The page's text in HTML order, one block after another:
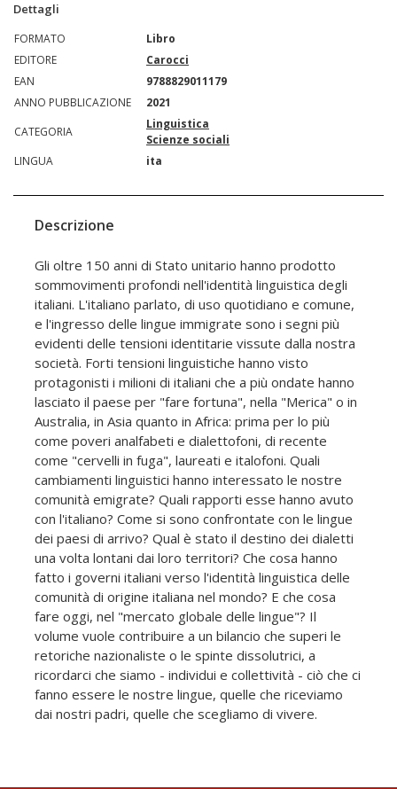
Dettagli
FORMATO
Libro
EDITORE
Carocci
EAN
9788829011179
ANNO PUBBLICAZIONE
2021
CATEGORIA
Linguistica
Scienze sociali
LINGUA
ita
Descrizione
Gli oltre 150 anni di Stato unitario hanno prodotto
sommovimenti profondi nell'identità linguistica degli
italiani. L'italiano parlato, di uso quotidiano e comune,
e l'ingresso delle lingue immigrate sono i segni più
evidenti delle tensioni identitarie vissute dalla nostra
società. Forti tensioni linguistiche hanno visto
protagonisti i milioni di italiani che a più ondate hanno
lasciato il paese per "fare fortuna", nella "Merica" o in
Australia, in Asia quanto in Africa: prima per lo più
come poveri analfabeti e dialettofoni, di recente
come "cervelli in fuga", laureati e italofoni. Quali
cambiamenti linguistici hanno interessato le nostre
comunità emigrate? Quali rapporti esse hanno avuto
con l'italiano? Come si sono confrontate con le lingue
dei paesi di arrivo? Qual è stato il destino dei dialetti
una volta lontani dai loro territori? Che cosa hanno
fatto i governi italiani verso l'identità linguistica delle
comunità di origine italiana nel mondo? E che cosa
fare oggi, nel "mercato globale delle lingue"? Il
volume vuole contribuire a un bilancio che superi le
retoriche nazionaliste o le spinte dissolutrici, a
ricordarci che siamo - individui e collettività - ciò che ci
fanno essere le nostre lingue, quelle che riceviamo
dai nostri padri, quelle che scegliamo di vivere.